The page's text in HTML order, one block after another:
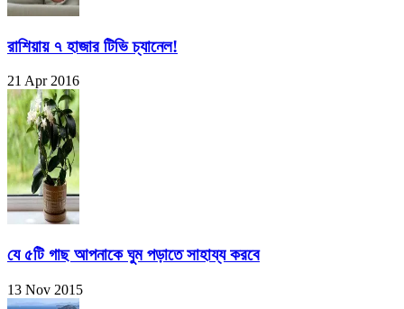
রাশিয়ায় ৭ হাজার টিভি চ্যানেল!
21 Apr 2016
যে ৫টি গাছ আপনাকে ঘুম পড়াতে সাহায্য করবে
13 Nov 2015